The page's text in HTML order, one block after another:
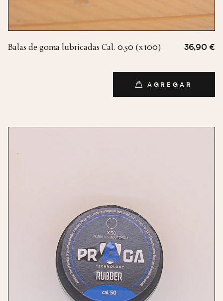
Balas de goma lubricadas Cal. 0.50 (x100) 36,90 €
AGREGAR